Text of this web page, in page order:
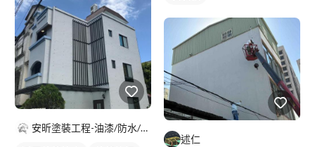
安昕塗裝工程-油漆/防水/藝術塗料
述仁